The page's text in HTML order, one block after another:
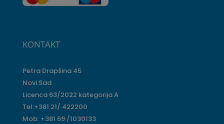
KONTAKT
Petra Drapšina 45
Novi Sad
Licenca 63/2022 kategorija A
Tel:+381 21/ 422200
Mob: +381 69 /1030133